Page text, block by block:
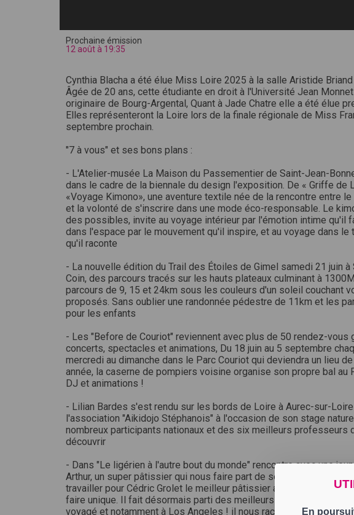
En
Prochaine émission
12 août à 19:35
Cynthia Blacha a été élue Miss Loire 2025 à la salle Aristide Briand
Âgée de 20 ans, cette étudiante en droit à l'Université Jean
originaire de Bourg-Argental, Quant à Jade Chatre elle a été élue
Elles représenteront la Loire lors de la finale régionale de Miss
septembre prochain.
"7 à vous" et ses bons plans :
- L'Atelier-musée La Maison du Passementier de Saint-Jean-
dans le cadre de la biennale du design l'exposition. De « Griffe de
«Voyage Kimono», une aventure textile née de la rencontre entre
et la volonté de s'inscrire dans une mode éco-responsable. Le
des possibles, invite au voyage intérieur par l'émotion intime qu'il
dans l'espace par le mouvement qu'il inspire, et au voyage dans
qu'il raconte
- La nouvelle édition du Trail des Étoiles de Gimel samedi 21 juin
Coin, des parcours tracés sur les hauts plateaux culminant à
parcours de 9, 15 et 24km sous les couleurs d'un soleil couchant
proposés. Sans oublier une randonnée pédestre de 11km et les
pour les enfants
- Les "Before de Couriot" reviennent avec plus de 50 rendez-vous
concerts, spectacles et animations, Du 18 juin au 5 septembre
mercredi au dimanche dans le Parc Couriot qui deviendra un lieu
année, la caserne de pompiers voisine organise son propre bal au
DJ et animations !
- Lilian Bardes s'est rendu sur les bords de Loire à Aurec-sur-
l'association "Aikidojo Stéphanois" à l'occasion de son stage
nombreux participants nationaux et des six meilleurs professeurs
découvrir
- Dans "Le ligérien à l'autre bout du monde" rencontre avec une
Arthur, un super pâtissier qui nous faire part de ses années de
travailler pour Cédric Grolet le meilleur pâtissier au monde ! où il a
faire unique. Il fait désormais parti des meilleurs ! mais avant cela il
voyagé et notamment à Los Angeles ! il nous raconte